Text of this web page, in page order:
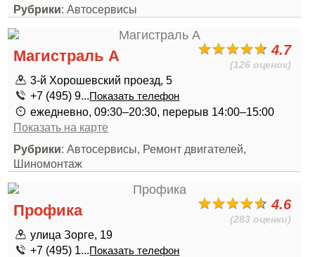
Рубрики: Автосервисы
4.7
(126 оценок)
Магистраль А
3-й Хорошевский проезд, 5
+7 (495) 9...Показать телефон
ежедневно, 09:30–20:30, перерыв 14:00–15:00
Показать на карте
Рубрики: Автосервисы, Ремонт двигателей,
Шиномонтаж
4.6
(283 оценки)
Профика
улица Зорге, 19
+7 (495) 1...Показать телефон